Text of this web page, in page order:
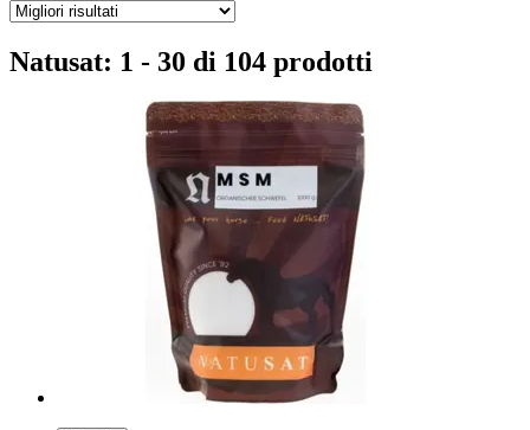
Natusat: 1 - 30 di 104 prodotti